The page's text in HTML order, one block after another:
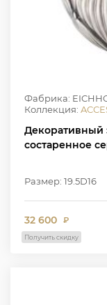
Фабрика:
Коллекция:
Декоративный
состаренное
Размер: 19.5D16
32 600 ₽
Получить скидку